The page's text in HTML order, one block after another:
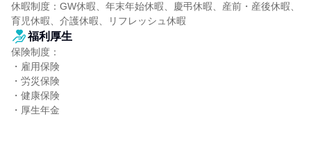
休暇制度：GW休暇、年末年始休暇、慶弔休暇、産前・産後休暇、
育児休暇、介護休暇、リフレッシュ休暇
福利厚生
保険制度：
・雇用保険
・労災保険
・健康保険
・厚生年金